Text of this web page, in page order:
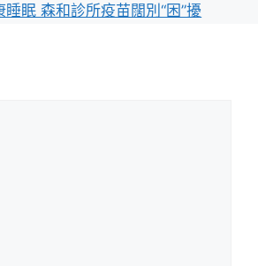
眠 森和診所疫苗闊別“困”擾